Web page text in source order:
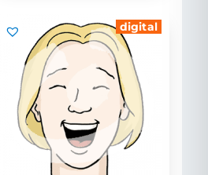
digital